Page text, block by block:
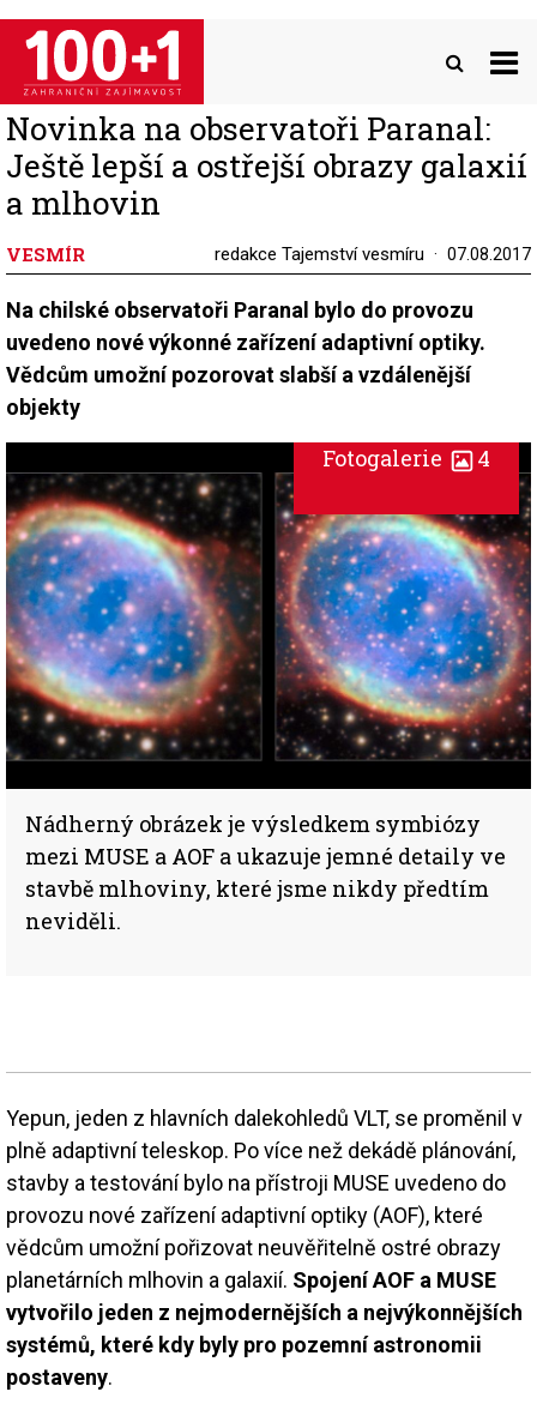
Přejít
hlavnímu
obsahu
Novinka na observatoři Paranal:
Ještě lepší a ostřejší obrazy galaxií
a mlhovin
VESMÍR redakce Tajemství vesmíru 07.08.2017
Na chilské observatoři Paranal bylo do provozu
uvedeno nové výkonné zařízení adaptivní optiky.
Vědcům umožní pozorovat slabší a vzdálenější
objekty
Nádherný obrázek je výsledkem symbiózy
mezi MUSE a AOF a ukazuje jemné detaily ve
stavbě mlhoviny, které jsme nikdy předtím
neviděli.
Fotogalerie 4
Yepun, jeden z hlavních dalekohledů VLT, se proměnil v
plně adaptivní teleskop. Po více než dekádě plánování,
stavby a testování bylo na přístroji MUSE uvedeno do
provozu nové zařízení adaptivní optiky (AOF), které
vědcům umožní pořizovat neuvěřitelně ostré obrazy
planetárních mlhovin a galaxií. Spojení AOF a MUSE
vytvořilo jeden z nejmodernějších a nejvýkonnějších
systémů, které kdy byly pro pozemní astronomii
postaveny.